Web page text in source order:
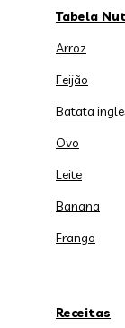
Tabela
Arroz
Feijão
Batata
Ovo
Leite
Banana
Frango
Receitas